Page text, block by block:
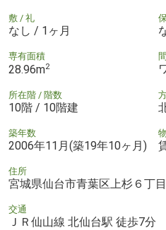
敷 / 礼
なし / 1ヶ月
専有面積
28.96m2
所在階 / 階数
10階 / 10階建
築年数
2006年11月(築19年10ヶ月)
住所
宮城県仙台市青葉区上杉６丁
交通
ＪＲ仙山線 北仙台駅 徒歩7分